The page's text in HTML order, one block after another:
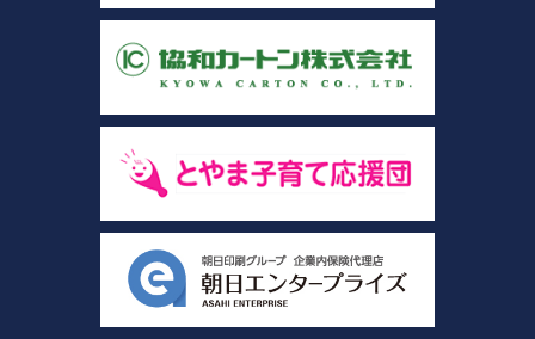
派遣から正社員をめざす 〜自分に合った職場を見つける新しい転職の
【中新川エリア】近くdeWORK [HC7]
【お仕事相談会☆流通会館】2026/7/16(木) PM開催
【富山市】事務・オフィスワーク特集 [HG8R]